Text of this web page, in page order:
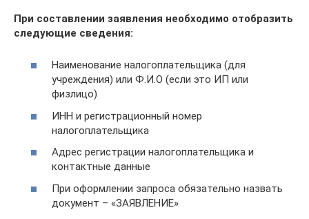
При составлении заявления необходимо отобразить
следующие сведения:
Наименование налогоплательщика (для
учреждения) или Ф.И.О (если это ИП или
физлицо)
ИНН и регистрационный номер
налогоплательщика
Адрес регистрации налогоплательщика и
контактные данные
При оформлении запроса обязательно назвать
документ – «ЗАЯВЛЕНИЕ»